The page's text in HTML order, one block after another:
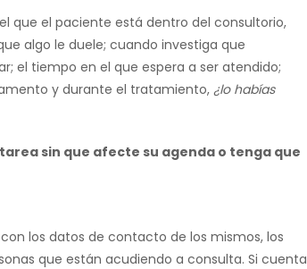
que el paciente está dentro del consultorio,
algo le duele; cuando investiga que
el tiempo en el que espera a ser atendido;
y durante el tratamiento, ¿lo habías
sin que afecte su agenda o tenga que
los datos de contacto de los mismos, los
que están acudiendo a consulta. Si cuenta